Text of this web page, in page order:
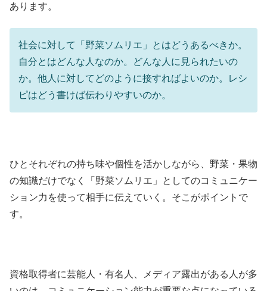
あります。
社会に対して「野菜ソムリエ」とはどうあるべきか。
自分とはどんな人なのか。どんな人に見られたいの
か。他人に対してどのように接すればよいのか。レシ
ピはどう書けば伝わりやすいのか。
ひとそれぞれの持ち味や個性を活かしながら、野菜・果物
の知識だけでなく「野菜ソムリエ」としてのコミュニケー
ション力を使って相手に伝えていく。そこがポイントで
す。
資格取得者に芸能人・有名人、メディア露出がある人が多